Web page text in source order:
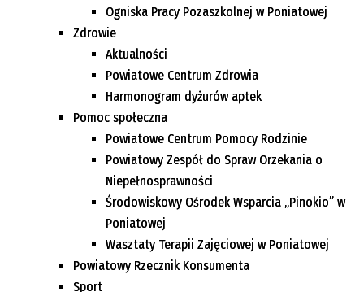
Ogniska Pracy Pozaszkolnej w Poniatowej
Zdrowie
Aktualności
Powiatowe Centrum Zdrowia
Harmonogram dyżurów aptek
Pomoc społeczna
Powiatowe Centrum Pomocy Rodzinie
Powiatowy Zespół do Spraw Orzekania o
Niepełnosprawności
Środowiskowy Ośrodek Wsparcia „Pinokio” w
Poniatowej
Wasztaty Terapii Zajęciowej w Poniatowej
Powiatowy Rzecznik Konsumenta
Sport